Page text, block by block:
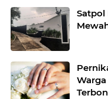
Satpol